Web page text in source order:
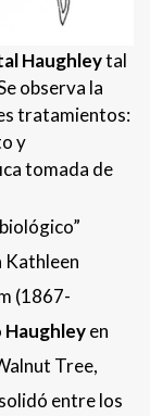
Haughleytal
observa la
tratamientos:
y
de
Kathleen
(1867-
en
Tree,
entre los